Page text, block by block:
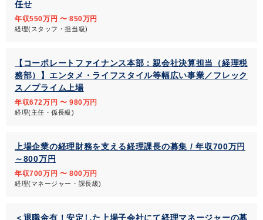
任せ
年収550万円 〜 850万円
経理(スタッフ・担当級)
【コーポレートファイナンス本部：親会社決算担当（経理税
務部）】エンタメ・ライフスタイル等幅広い事業／フレック
ス／プライム上場
年収672万円 〜 980万円
経理(主任・係長級)
上場企業の経理財務を支える経理課長の募集 / 年収700万円
～800万円
年収700万円 〜 800万円
経理(マネージャー・課長級)
＜退職金有！安定した上場子会社にて経理マネージャーの募